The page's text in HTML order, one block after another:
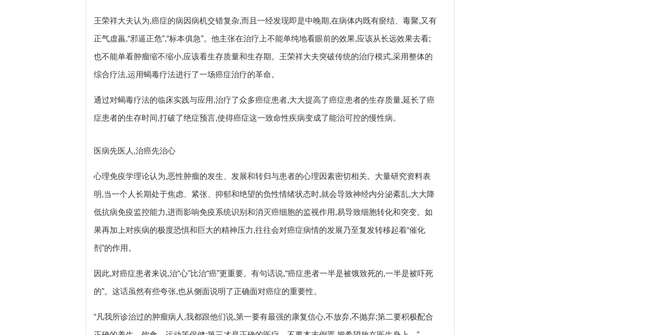
王荣祥大夫认为,癌症的病因病机交错复杂,而且一经发现即是中晚期,在病体内既有瘀结、毒聚,又有
正气虚羸,“邪逼正危”,“标本俱急”。他主张在治疗上不能单纯地看眼前的效果,应该从长远效果去看;
也不能单看肿瘤缩不缩小,应该看生存质量和生存期。王荣祥大夫突破传统的治疗模式,采用整体的
综合疗法,运用蝎毒疗法进行了一场癌症治疗的革命。
通过对蝎毒疗法的临床实践与应用,治疗了众多癌症患者,大大提高了癌症患者的生存质量,延长了癌
症患者的生存时间,打破了绝症预言,使得癌症这一致命性疾病变成了能治可控的慢性病。
医病先医人,治癌先治心
心理免疫学理论认为,恶性肿瘤的发生、发展和转归与患者的心理因素密切相关。大量研究资料表
明,当一个人长期处于焦虑、紧张、抑郁和绝望的负性情绪状态时,就会导致神经内分泌紊乱,大大降
低抗病免疫监控能力,进而影响免疫系统识别和消灭癌细胞的监视作用,易导致细胞转化和突变。如
果再加上对疾病的极度恐惧和巨大的精神压力,往往会对癌症病情的发展乃至复发转移起着“催化
剂”的作用。
因此,对癌症患者来说,治“心”比治“癌”更重要。有句话说,“癌症患者一半是被饿致死的,一半是被吓死
的”。这话虽然有些夸张,也从侧面说明了正确面对癌症的重要性。
“凡我所诊治过的肿瘤病人,我都跟他们说,第一要有最强的康复信心,不放弃,不抛弃;第二要积极配合